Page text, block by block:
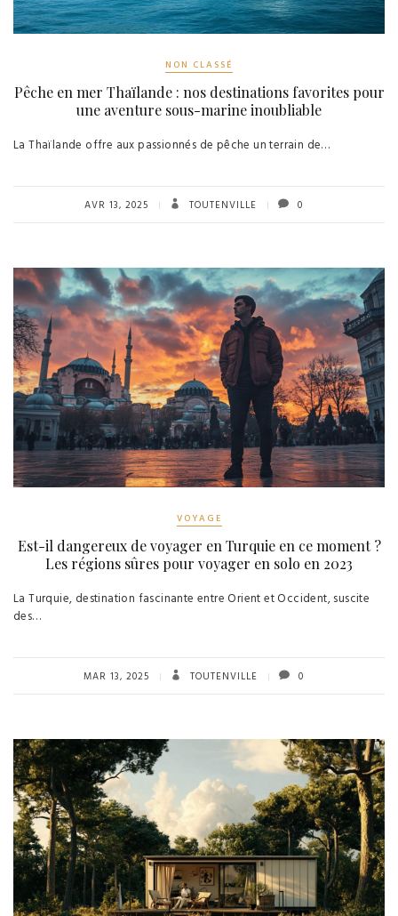
NON CLASSÉ
Pêche en mer Thaïlande : nos destinations favorites pour
une aventure sous-marine inoubliable
La Thaïlande offre aux passionnés de pêche un terrain de…
AVR 13, 2025 TOUTENVILLE 0
VOYAGE
Est-il dangereux de voyager en Turquie en ce moment ?
Les régions sûres pour voyager en solo en 2023
La Turquie, destination fascinante entre Orient et Occident, suscite
des…
MAR 13, 2025 TOUTENVILLE 0